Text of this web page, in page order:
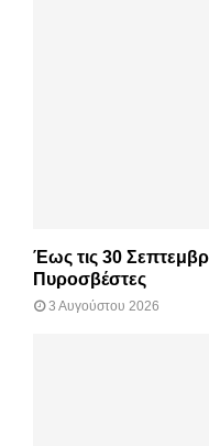
Έως τις 30
Πυροσβέστες
3 Αυγούστου 2026